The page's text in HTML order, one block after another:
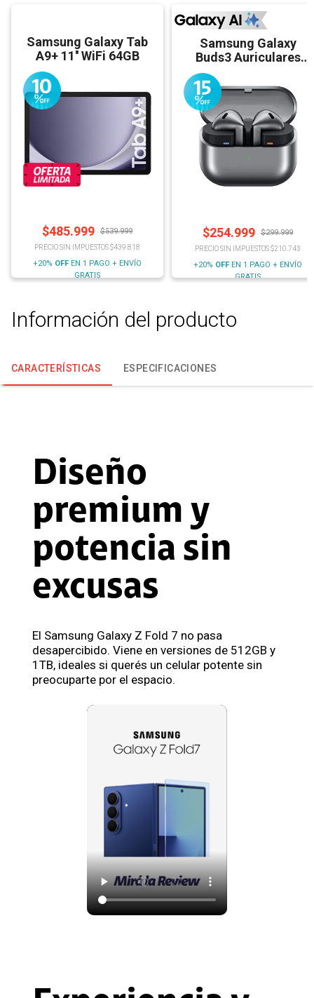
Samsung Galaxy Tab
A9+ 11'' WiFi 64GB
$485.999 $539.999
PRECIO SIN IMPUESTOS $439.818
+20% OFF EN 1 PAGO + ENVÍO
GRATIS
Samsung Galaxy
Buds3 Auriculares
$254.999 $299.999
PRECIO SIN IMPUESTOS $210.743
+20% OFF EN 1 PAGO + ENVÍO
GRATIS
Información del producto
CARACTERÍSTICAS ESPECIFICACIONES
Diseño
premium y
potencia sin
excusas
El Samsung Galaxy Z Fold 7 no pasa
desapercibido. Viene en versiones de 512GB y
1TB, ideales si querés un celular potente sin
preocuparte por el espacio.